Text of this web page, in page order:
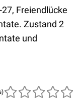
Freiendlücke
Zustand 2
und